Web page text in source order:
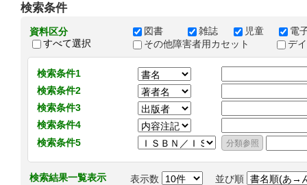
検索条件
資料区分
すべて選択
図書 雑誌 児童
電
その他障害者用カセット
デ
検索条件1
検索条件2
検索条件3
検索条件4
検索条件5
検索結果一覧表示 表示数 並び順